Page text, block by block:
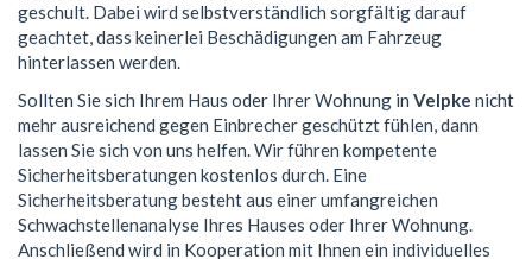
geschult. Dabei wird selbstverständlich sorgfältig darauf
geachtet, dass keinerlei Beschädigungen am Fahrzeug
hinterlassen werden.
Sollten Sie sich Ihrem Haus oder Ihrer Wohnung in Velpke nicht
mehr ausreichend gegen Einbrecher geschützt fühlen, dann
lassen Sie sich von uns helfen. Wir führen kompetente
Sicherheitsberatungen kostenlos durch. Eine
Sicherheitsberatung besteht aus einer umfangreichen
Schwachstellenanalyse Ihres Hauses oder Ihrer Wohnung.
Anschließend wird in Kooperation mit Ihnen ein individuelles